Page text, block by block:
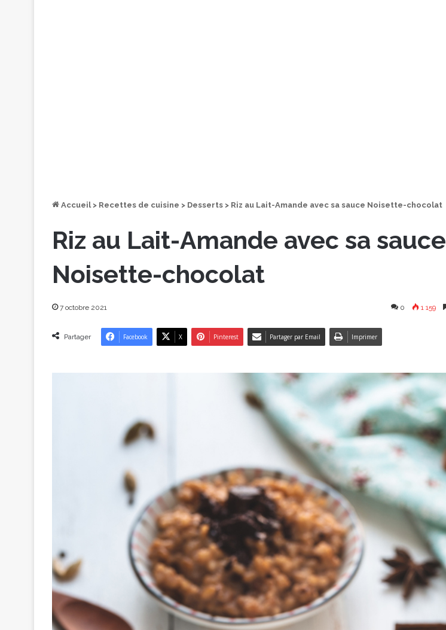
Accueil > Recettes de cuisine > Desserts > Riz au Lait-Amande avec sa sauce Noisette-chocolat
Riz au Lait-Amande avec sa sauce
Noisette-chocolat
7 octobre 2021 0 1 159
Partager Facebook X Pinterest Partager par Email Imprimer